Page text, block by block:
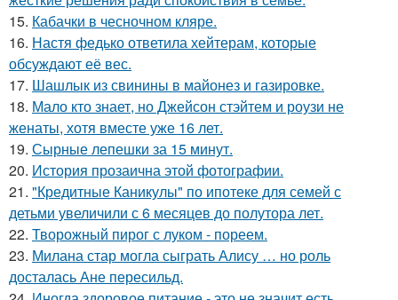
15. Кабачки в чесночном кляре.
16. Настя федько ответила хейтерам, которые
обсуждают её вес.
17. Шашлык из свинины в майонез и газировке.
18. Мало кто знает, но Джейсон стэйтем и роузи не
женаты, хотя вместе уже 16 лет.
19. Сырные лепешки за 15 минут.
20. История прозаична этой фотографии.
21. "Кредитные Каникулы" по ипотеке для семей с
детьми увеличили с 6 месяцев до полутора лет.
22. Творожный пирог с луком - пореем.
23. Милана стар могла сыграть Алису … но роль
досталась Ане пересильд.